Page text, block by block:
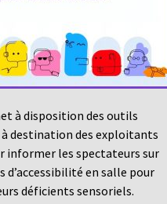
à disposition des outils
à destination des exploitants
informer les spectateurs sur
d’accessibilité en salle pour
déficients sensoriels.